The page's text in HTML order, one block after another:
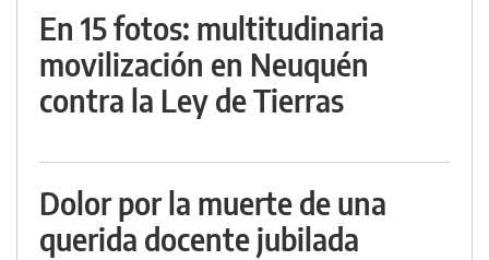
En 15 fotos: multitudinaria
movilización en Neuquén
contra la Ley de Tierras
Dolor por la muerte de una
querida docente jubilada